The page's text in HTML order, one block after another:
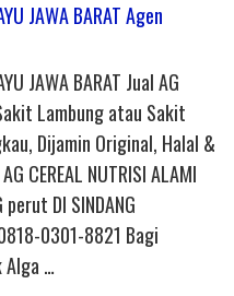
JAWA BARAT Agen
JAWA BARAT Jual AG
Lambung atau Sakit
Dijamin Original, Halal &
CEREAL NUTRISI ALAMI
perut DI SINDANG
0818-0301-8821 Bagi
Alga …